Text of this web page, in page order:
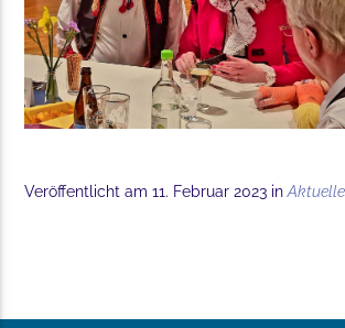
Veröffentlicht am 11. Februar 2023 in